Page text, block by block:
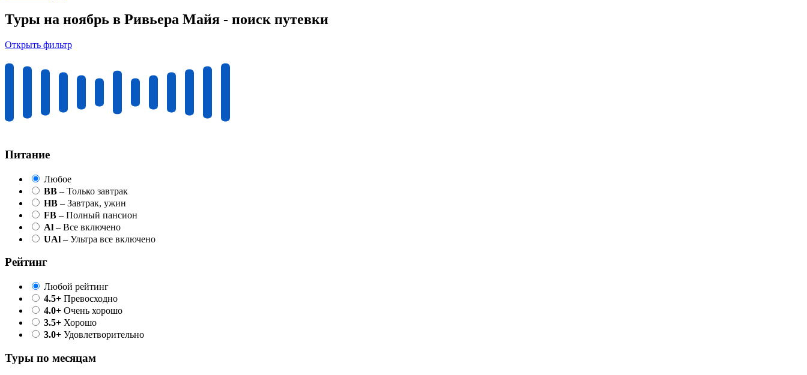
Туры на ноябрь в Ривьера Майя - поиск путевки
Открыть фильтр
Питание
Любое
BB – Только завтрак
HB – Завтрак, ужин
FB – Полный пансион
Al – Все включено
UAl – Ультра все включено
Рейтинг
Любой рейтинг
4.5+ Превосходно
4.0+ Очень хорошо
3.5+ Хорошо
3.0+ Удовлетворительно
Туры по месяцам